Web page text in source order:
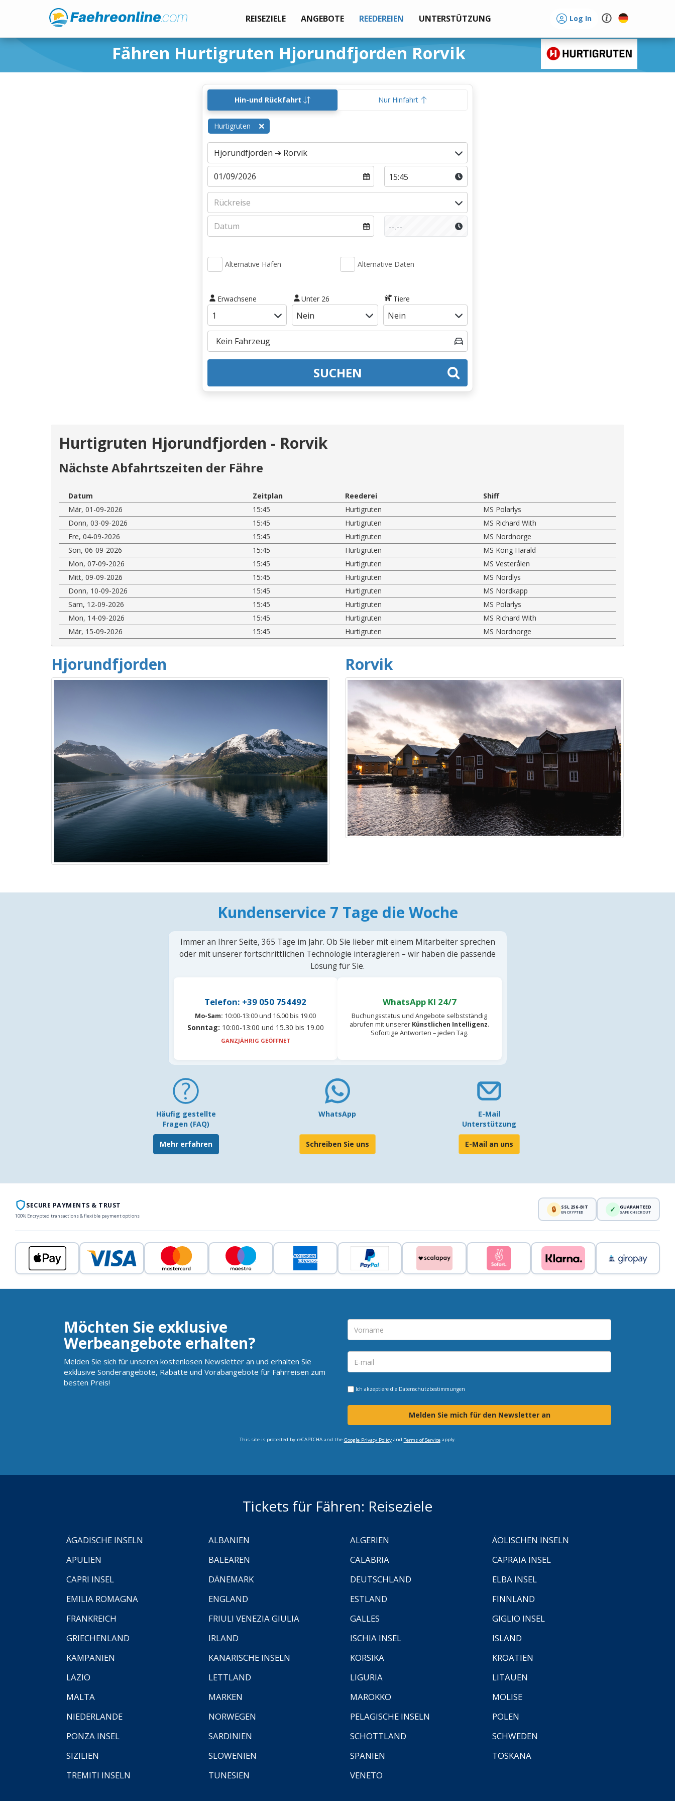
REISEZIELE ANGEBOTE REEDEREIEN UNTERSTÜTZUNG Log In
Fähren Hurtigruten Hjorundfjorden Rorvik
Hin-und Rückfahrt Nur Hinfahrt
Hurtigruten
Alternative Häfen Alternative Daten
Erwachsene Unter 26 Tiere
SUCHEN
Hurtigruten Hjorundfjorden - Rorvik
Nächste Abfahrtszeiten der Fähre
Datum Zeitplan Reederei
Shiff
Mär, 01-09-2026
15:45 Hurtigruten
MS Polarlys
Donn, 03-09-2026
15:45 Hurtigruten
MS Richard With
Fre, 04-09-2026
15:45 Hurtigruten
MS Nordnorge
Son, 06-09-2026
15:45 Hurtigruten
MS Kong Harald
Mon, 07-09-2026
15:45 Hurtigruten
MS Vesterålen
Mitt, 09-09-2026
15:45 Hurtigruten
MS Nordlys
Donn, 10-09-2026
15:45 Hurtigruten
MS Nordkapp
Sam, 12-09-2026
15:45 Hurtigruten
MS Polarlys
Mon, 14-09-2026
15:45 Hurtigruten
MS Richard With
Mär, 15-09-2026
15:45 Hurtigruten MS Nordnorge
Hjorundfjorden Rorvik
Kundenservice 7 Tage die Woche
Immer an Ihrer Seite, 365 Tage im Jahr. Ob Sie lieber mit einem Mitarbeiter sprechen
oder mit unserer fortschrittlichen Technologie interagieren – wir haben die passende
Lösung für Sie.
Telefon: +39 050 754492
Mo-Sam: 10:00-13:00 und 16.00 bis 19.00
Sonntag: 10:00-13:00 und 15.30 bis 19.00
GANZJÄHRIG GEÖFFNET
WhatsApp KI 24/7
Buchungsstatus und Angebote selbstständig
abrufen mit unserer Künstlichen Intelligenz.
Sofortige Antworten – jeden Tag.
Häufig gestellte
Fragen (FAQ)
Mehr erfahren
WhatsApp
Schreiben Sie uns
E-Mail
Unterstützung
E-Mail an uns
SECURE PAYMENTS & TRUST
100% Encrypted transactions & flexible payment options
🔒 SSL 256-BIT
ENCRYPTED ✓ GUARANTEED
SAFE CHECKOUT
Möchten Sie exklusive
Werbeangebote erhalten?
Melden Sie sich für unseren kostenlosen Newsletter an und erhalten Sie
exklusive Sonderangebote, Rabatte und Vorabangebote für Fährreisen zum
besten Preis!
Ich akzeptiere die Datenschutzbestimmungen
Melden Sie mich für den Newsletter an
This site is protected by reCAPTCHA and the Google Privacy Policyand Terms of Serviceapply.
Tickets für Fähren: Reiseziele
ÄGADISCHE INSELN ALBANIEN ALGERIEN
ÄOLISCHEN INSELN
APULIEN
BALEAREN CALABRIA
CAPRAIA INSEL
CAPRI INSEL
DÄNEMARK DEUTSCHLAND
ELBA INSEL
EMILIA ROMAGNA
ENGLAND ESTLAND
FINNLAND
FRANKREICH
FRIULI VENEZIA GIULIA GALLES
GIGLIO INSEL
GRIECHENLAND
IRLAND ISCHIA INSEL
ISLAND
KAMPANIEN
KANARISCHE INSELN KORSIKA
KROATIEN
LAZIO
LETTLAND LIGURIA
LITAUEN
MALTA
MARKEN MAROKKO
MOLISE
NIEDERLANDE
NORWEGEN PELAGISCHE INSELN
POLEN
PONZA INSEL
SARDINIEN SCHOTTLAND
SCHWEDEN
SIZILIEN
SLOWENIEN SPANIEN
TOSKANA
TREMITI INSELN
TUNESIEN VENETO